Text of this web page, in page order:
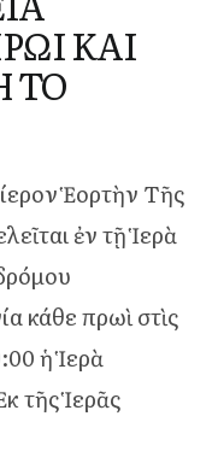
ΚΑΙ
ΤΟ
Ἑορτὴν Τῆς
ἐν τῇ Ἱερὰ
κάθε πρωὶ στὶς
ἡ Ἱερὰ
τῆς Ἱερᾶς